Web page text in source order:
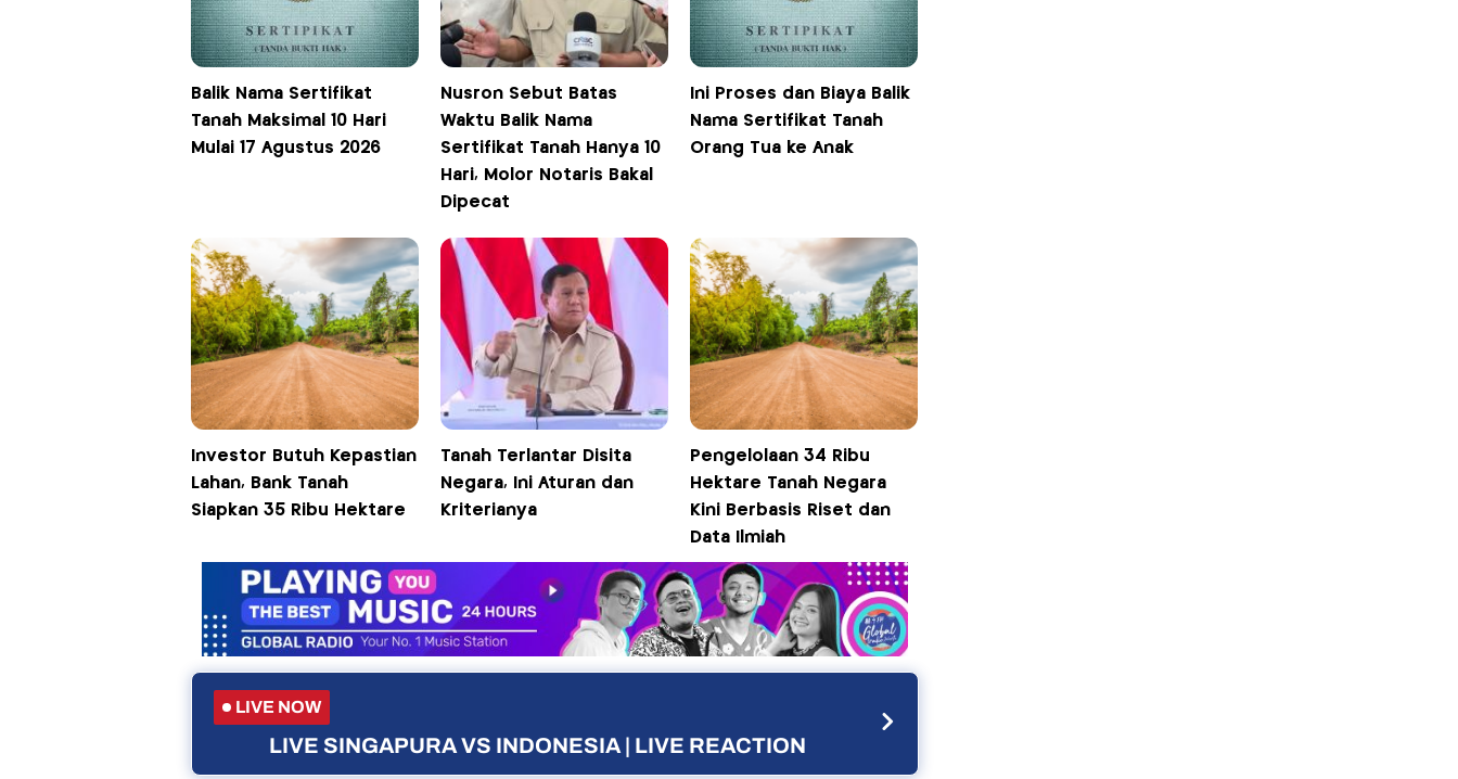
Balik Nama Sertifikat
Tanah Maksimal 10 Hari
Mulai 17 Agustus 2026
Nusron Sebut Batas
Waktu Balik Nama
Sertifikat Tanah Hanya 10
Hari, Molor Notaris Bakal
Dipecat
Ini Proses dan Biaya Balik
Nama Sertifikat Tanah
Orang Tua ke Anak
Investor Butuh Kepastian
Lahan, Bank Tanah
Siapkan 35 Ribu Hektare
Tanah Terlantar Disita
Negara, Ini Aturan dan
Kriterianya
Pengelolaan 34 Ribu
Hektare Tanah Negara
Kini Berbasis Riset dan
Data Ilmiah
LIVE NOW
LIVE SINGAPURA VS INDONESIA | LIVE REACTION